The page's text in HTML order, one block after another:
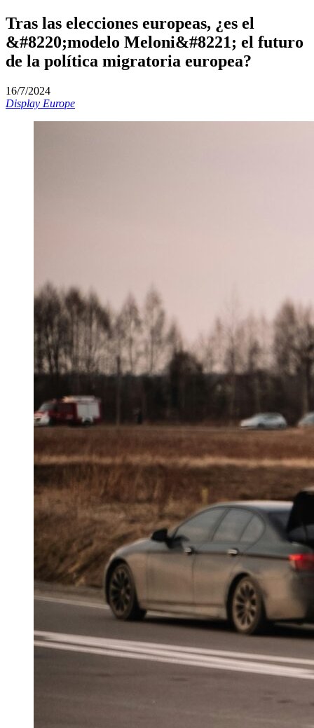
Tras las elecciones europeas, ¿es el
&#8220;modelo Meloni&#8221; el futuro
de la política migratoria europea?
16/7/2024
Display Europe